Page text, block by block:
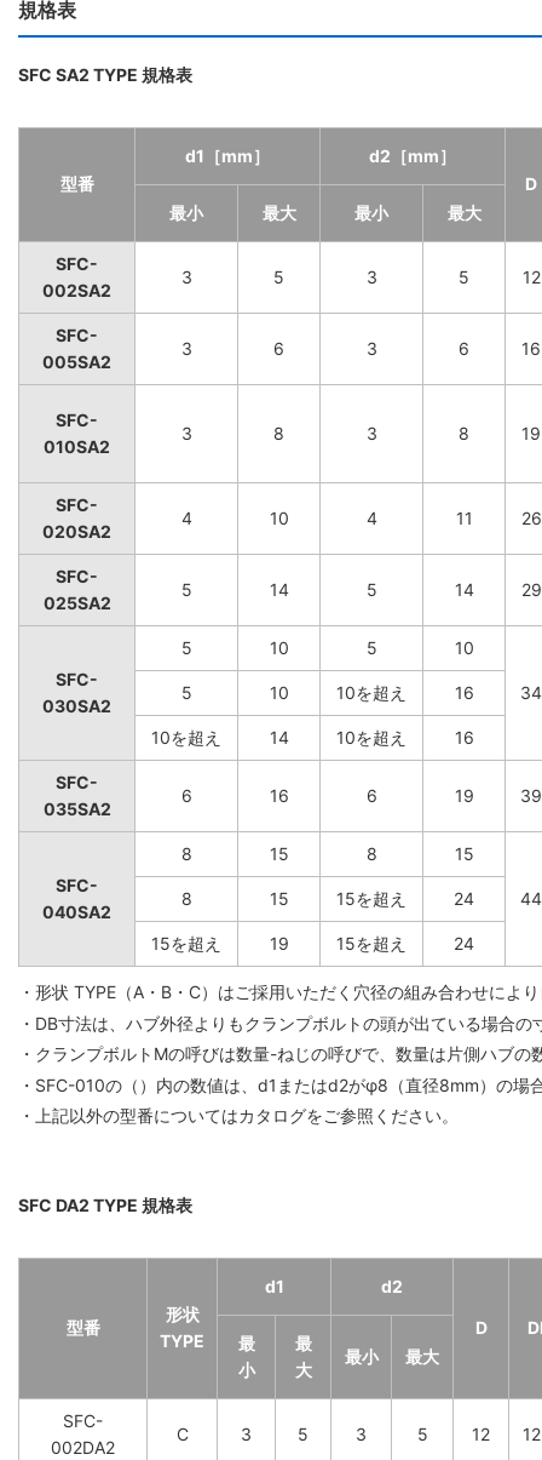
規格表
SFC SA2 TYPE 規格表
型番
d1［mm］
d2［mm］
D
最小
最大 最小 最大
SFC-
002SA2
3 5 3 5 12
SFC-
005SA2
3 6 3 6 16
SFC-
010SA2
3 8 3 8 19
SFC-
020SA2
4 10 4 11 26
SFC-
025SA2
5 14 5 14 29
SFC-
030SA2
5 10 5 10
34
5 10 10を超え 16
10を超え 14 10を超え 16
SFC-
035SA2
6 16 6 19 39
SFC-
040SA2
8 15 8 15
44
8 15 15を超え 24
15を超え 19 15を超え 24
・形状 TYPE（A・B・C）はご採用いただく穴径の組み合わせに
・DB寸法は、ハブ外径よりもクランプボルトの頭が出ている場合の
・クランプボルトMの呼びは数量-ねじの呼びで、数量は片側ハブの
・SFC-010の（）内の数値は、d1またはd2がφ8（直径8mm）の場
・上記以外の型番についてはカタログをご参照ください。
SFC DA2 TYPE 規格表
型番
形状
TYPE
d1
d2
D
最
小
最
大
最小 最大
SFC-
002DA2
C 3 5 3 5 12